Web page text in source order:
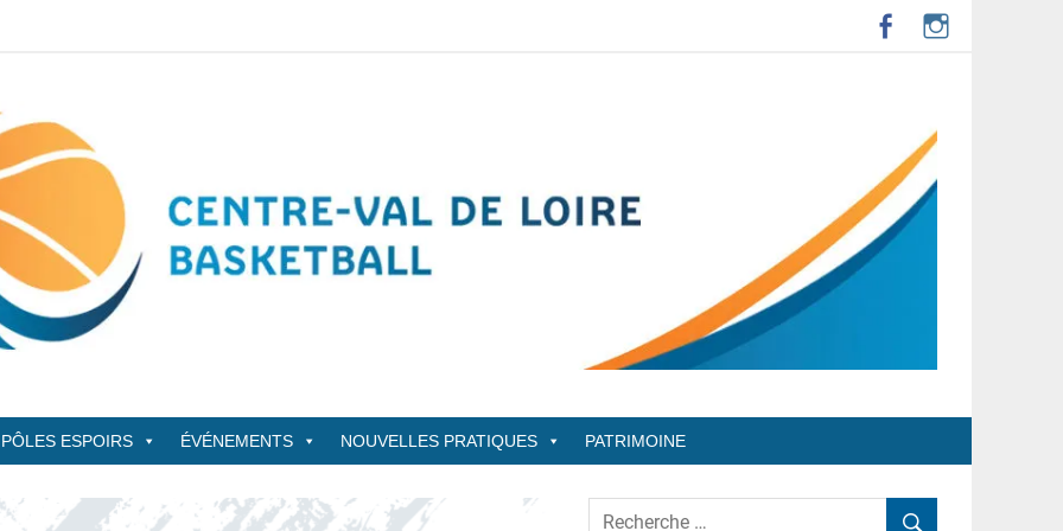
PÔLES ESPOIRS ÉVÉNEMENTS NOUVELLES PRATIQUES PATRIMOINE